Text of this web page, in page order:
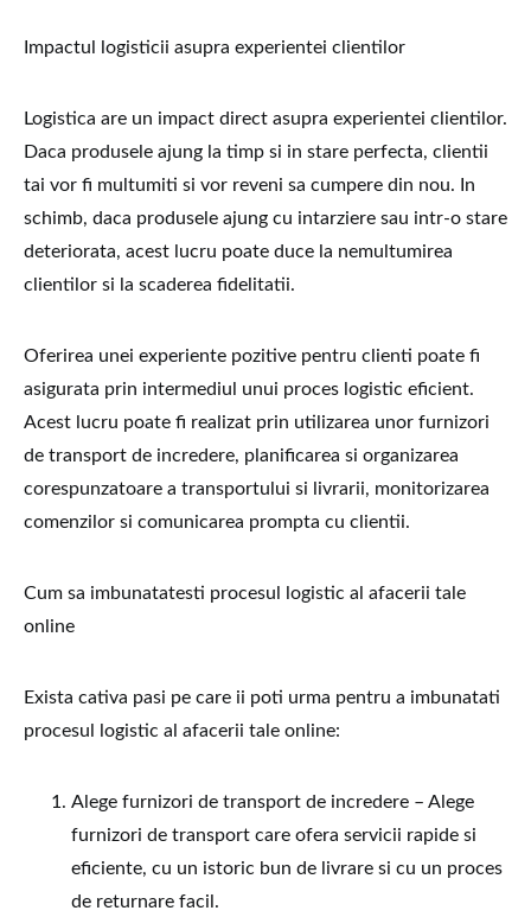
Impactul logisticii asupra experientei clientilor
Logistica are un impact direct asupra experientei clientilor.
Daca produsele ajung la timp si in stare perfecta, clientii
tai vor fi multumiti si vor reveni sa cumpere din nou. In
schimb, daca produsele ajung cu intarziere sau intr-o stare
deteriorata, acest lucru poate duce la nemultumirea
clientilor si la scaderea fidelitatii.
Oferirea unei experiente pozitive pentru clienti poate fi
asigurata prin intermediul unui proces logistic eficient.
Acest lucru poate fi realizat prin utilizarea unor furnizori
de transport de incredere, planificarea si organizarea
corespunzatoare a transportului si livrarii, monitorizarea
comenzilor si comunicarea prompta cu clientii.
Cum sa imbunatatesti procesul logistic al afacerii tale
online
Exista cativa pasi pe care ii poti urma pentru a imbunatati
procesul logistic al afacerii tale online:
Alege furnizori de transport de incredere – Alege
furnizori de transport care ofera servicii rapide si
eficiente, cu un istoric bun de livrare si cu un proces
de returnare facil.